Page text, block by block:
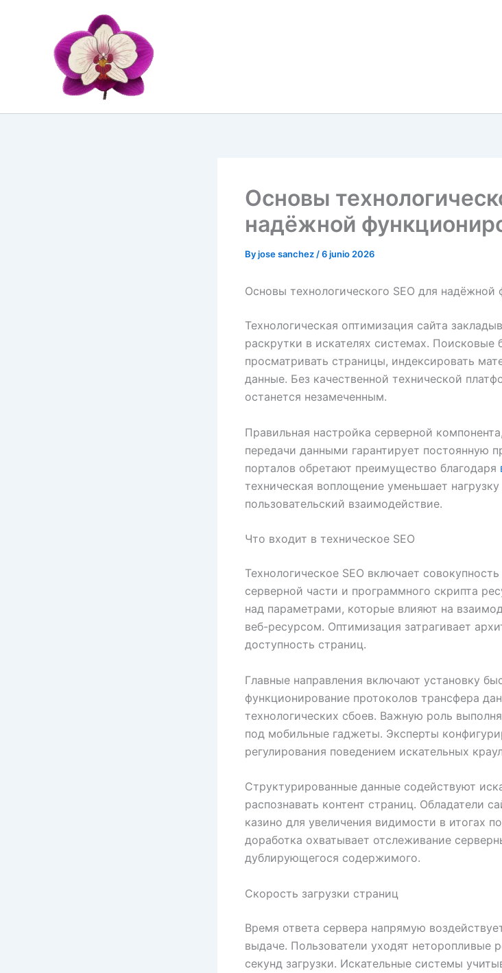
Основы
надёжной
Byjose sanchez /6 junio 2026
Основы технологического SEO для надёжной
Технологическая оптимизация сайта
раскрутки в искателях системах. Поисковые
просматривать страницы, индексировать
данные. Без качественной технической
останется незамеченным.
Правильная настройка серверной
передачи данными гарантирует постоянную
порталов обретают преимущество благодаря
техническая воплощение уменьшает
пользовательский взаимодействие.
Что входит в техническое SEO
Технологическое SEO включает
серверной части и программного скрипта
над параметрами, которые влияют на
веб-ресурсом. Оптимизация затрагивает
доступность страниц.
Главные направления включают установку
функционирование протоколов трансфера
технологических сбоев. Важную роль
под мобильные гаджеты. Эксперты
регулирования поведением искательных
Структурированные данные содействуют
распознавать контент страниц. Обладатели
казино для увеличения видимости в итогах
доработка охватывает отслеживание
дублирующегося содержимого.
Скорость загрузки страниц
Время ответа сервера напрямую
выдаче. Пользователи уходят неторопливые
секунд загрузки. Искательные системы